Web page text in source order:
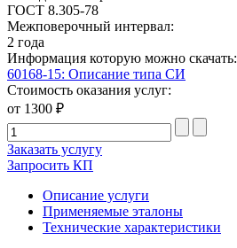
ГОСТ 8.305-78
Межповерочный интервал:
2 года
Информация которую можно скачать:
60168-15: Описание типа СИ
Стоимость оказания услуг:
от 1300 ₽
Заказать услугу
Запросить КП
Описание услуги
Применяемые эталоны
Технические характеристики